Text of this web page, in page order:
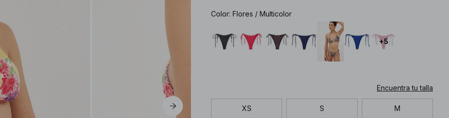
Color: Flores / Multicolor
+5
Encuentra tu talla
XS S M